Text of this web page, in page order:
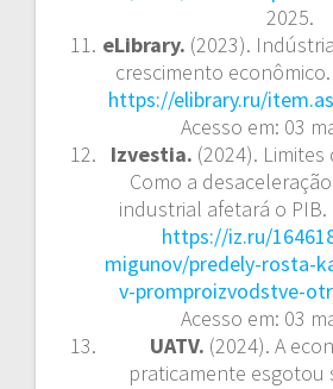
2025.
eLibrary. (2023).
crescimento
https://elibrary.ru/
Acesso em: 03
Izvestia. (2024).
Como a
industrial afetará o
https://iz.ru/
migunov/predely-rosta-
v-promproizvodstve-
Acesso em: 03
UATV. (2024). A
praticamente esgotou